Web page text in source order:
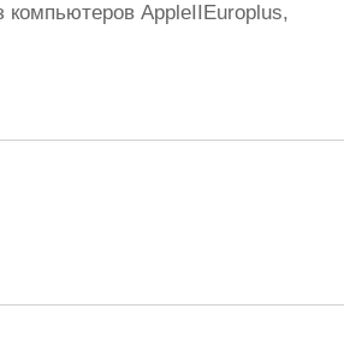
компьютеров AppleIIEuro­plus,